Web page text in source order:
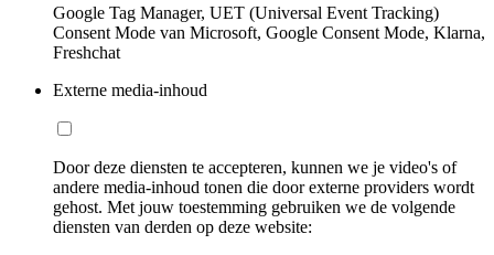
Google Tag Manager, UET (Universal Event Tracking)
Consent Mode van Microsoft, Google Consent Mode, Klarna,
Freshchat
Externe media-inhoud
Door deze diensten te accepteren, kunnen we je video's of
andere media-inhoud tonen die door externe providers wordt
gehost. Met jouw toestemming gebruiken we de volgende
diensten van derden op deze website: